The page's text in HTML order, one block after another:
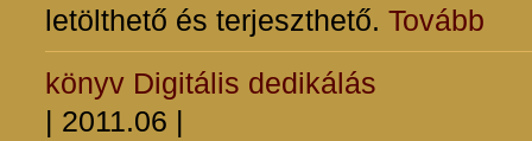
letölthető és terjeszthető. Tovább
könyv Digitális dedikálás
| 2011.06 |